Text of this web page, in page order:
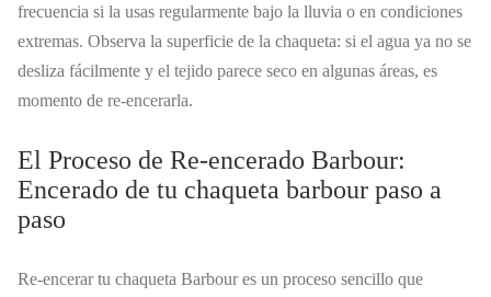
frecuencia si la usas regularmente bajo la lluvia o en condiciones
extremas. Observa la superficie de la chaqueta: si el agua ya no se
desliza fácilmente y el tejido parece seco en algunas áreas, es
momento de re-encerarla.
El Proceso de Re-encerado Barbour:
Encerado de tu chaqueta barbour paso a
paso
Re-encerar tu chaqueta Barbour es un proceso sencillo que